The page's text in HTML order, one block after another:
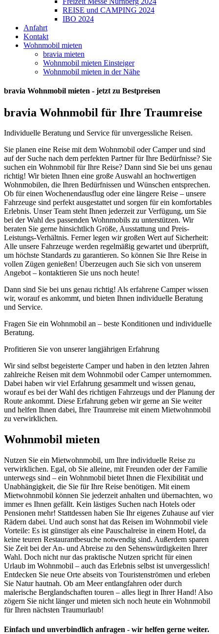
REISE und CAMPING 2024
IBO 2024
Anfahrt
Kontakt
Wohnmobil mieten
bravia mieten
Wohnmobil mieten Einsteiger
Wohnmobil mieten in der Nähe
bravia Wohnmobil mieten - jetzt zu Bestpreisen
bravia Wohnmobil für Ihre Traumreise
Individuelle Beratung und Service für unvergessliche Reisen.
Sie planen eine Reise mit dem Wohnmobil oder Camper und sind
auf der Suche nach dem perfekten Partner für Ihre Bedürfnisse? Sie
suchen ein Wohnmobil für Ihre Reise? Dann sind Sie bei uns genau
richtig! Wir bieten Ihnen eine große Auswahl an hochwertigen
Wohnmobilen, die Ihren Bedürfnissen und Wünschen entsprechen.
Ob für einen Wochenendausflug oder eine längere Reise – unsere
Fahrzeuge sind perfekt ausgestattet und sorgen für ein komfortables
Erlebnis. Unser Team steht Ihnen jederzeit zur Verfügung, um Sie
bei der Wahl des passenden Wohnmobils zu unterstützen. Wir
beraten Sie gerne hinsichtlich Größe, Ausstattung und Preis-
Leistungs-Verhältnis. Ferner legen wir großen Wert auf Sicherheit:
Alle unsere Fahrzeuge werden regelmäßig gewartet und überprüft,
um höchste Standards zu garantieren. So können Sie Ihre Reise in
vollen Zügen genießen! Überzeugen auch Sie sich von unserem
Angebot – kontaktieren Sie uns noch heute!
Dann sind Sie bei uns genau richtig! Als erfahrene Camper wissen
wir, worauf es ankommt, und bieten Ihnen individuelle Beratung
und Service.
Fragen Sie ein Wohnmobil an – beste Konditionen und individuelle
Beratung.
Profitieren Sie von unserer langjährigen Erfahrung
Wir sind selbst begeisterte Camper und haben in den letzten Jahren
zahlreiche Reisen mit dem Wohnmobil oder Camper unternommen.
Dabei haben wir viel Erfahrung gesammelt und wissen genau,
worauf es bei der Wahl des richtigen Fahrzeugs und der Planung der
Route ankommt. Diese Erfahrung geben wir gerne an Sie weiter
und helfen Ihnen dabei, Ihre Traumreise mit einem Mietwohnmobil
zu verwirklichen.
Wohnmobil mieten
Nutzen Sie ein Mietwohnmobil, um Ihre individuelle Reise zu
verwirklichen. Egal, ob Sie alleine, mit Freunden oder der Familie
unterwegs sind – ein Wohnmobil bietet Ihnen die Flexibilität und
Unabhängigkeit, die Sie für Ihre Reise benötigen. Mit einem
Mietwohnmobil können Sie jederzeit anhalten und übernachten, wo
immer es Ihnen gefällt. Kein lästiges Suchen nach Hotels oder
Pensionen mehr! Stattdessen haben Sie Ihr eigenes Zuhause auf vier
Rädern dabei. Und auch sonst hat das Reisen im Wohnmobil viele
Vorteile: Es ist günstiger als eine Pauschalreise in einem Hotel, da
keine teuren Restaurantbesuche notwendig sind. Außerdem sparen
Sie Zeit bei der An- und Abreise zu den Sehenswürdigkeiten Ihrer
Wahl. Doch nicht nur das praktische Nutzen spricht für einen
Urlaub im Wohnmobil – auch das Erlebnis selbst ist unvergesslich!
Entdecken Sie neue Orte abseits von Touristenströmen und erleben
Sie Natur hautnah. Ob am Meer entlangfahren oder durch
malerische Berglandschaften touren – alles liegt in Ihrer Hand! Also
zögern Sie nicht länger und mieten sich noch heute ein Wohnmobil
für Ihren nächsten Traumurlaub!
Einfach und unverbindlich anfragen - wir helfen gerne weiter.